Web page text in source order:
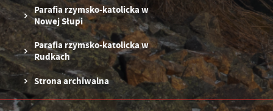
Parafia rzymsko-katolicka w
Nowej Słupi
Parafia rzymsko-katolicka w
Rudkach
Strona archiwalna